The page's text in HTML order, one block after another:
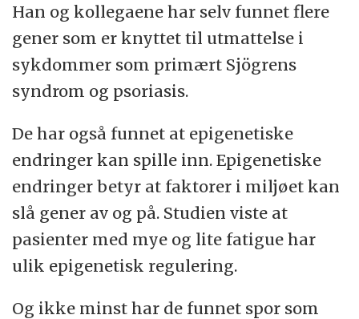
Han og kollegaene har selv funnet flere
gener som er knyttet til utmattelse i
sykdommer som primært Sjögrens
syndrom og psoriasis.
De har også funnet at epigenetiske
endringer kan spille inn. Epigenetiske
endringer betyr at faktorer i miljøet kan
slå gener av og på. Studien viste at
pasienter med mye og lite fatigue har
ulik epigenetisk regulering.
Og ikke minst har de funnet spor som